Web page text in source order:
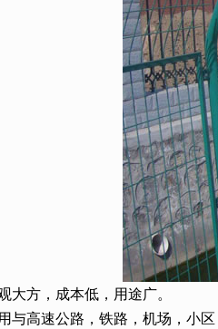
大方，成本低，用途广。
与高速公路，铁路，机场，小区